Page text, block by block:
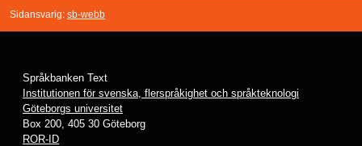
Sidansvarig: sb-webb
Språkbanken Text
Institutionen för svenska, flerspråkighet och språkteknologi
Göteborgs universitet
Box 200, 405 30 Göteborg
ROR-ID